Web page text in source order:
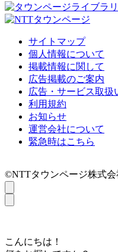
サイトマップ
個人情報について
掲載情報に関して
広告掲載のご案内
広告・サービス取扱
利用規約
お知らせ
運営会社について
緊急時はこちら
©NTTタウンページ株式会
こんにちは！